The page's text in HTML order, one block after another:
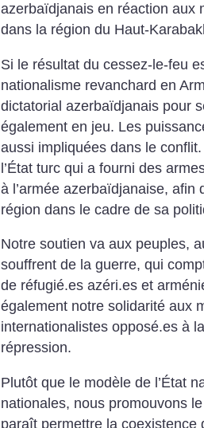
azerbaïdjanais en réaction aux
dans la région du Haut-
Si le résultat du cessez-le-feu
nationalisme revanchard en
dictatorial azerbaïdjanais pour
également en jeu. Les
aussi impliquées dans le
l’État turc qui a fourni des
à l’armée azerbaïdjanaise, afin
région dans le cadre de sa
Notre soutien va aux peuples,
souffrent de la guerre, qui
de réfugié.es azéri.es et
également notre solidarité aux
internationalistes opposé.es à
répression.
Plutôt que le modèle de l’État
nationales, nous promouvons
paraît permettre la coexistence